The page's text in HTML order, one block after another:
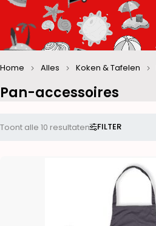
Pan-accessoires
Home Alles Koken & Tafelen
FILTER
Toont alle 10 resultaten